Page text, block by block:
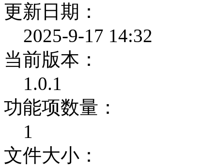
更新日期：
2025-9-17 14:32
当前版本：
1.0.1
功能项数量：
1
文件大小：